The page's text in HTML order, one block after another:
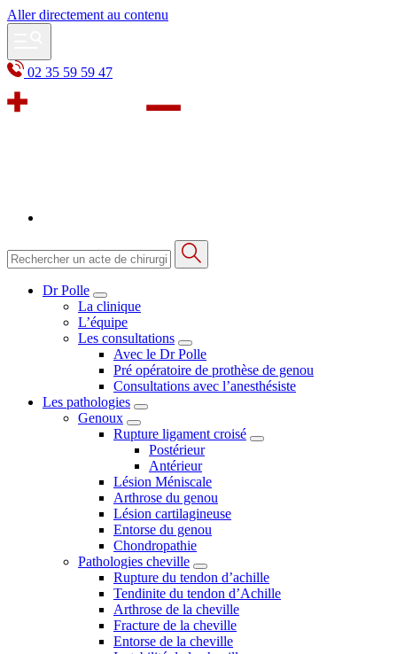
Aller directement au contenu
02 35 59 59 47
Dr Polle
La clinique
L’équipe
Les consultations
Avec le Dr Polle
Pré opératoire de prothèse de genou
Consultations avec l’anesthésiste
Les pathologies
Genoux
Rupture ligament croisé
Postérieur
Antérieur
Lésion Méniscale
Arthrose du genou
Lésion cartilagineuse
Entorse du genou
Chondropathie
Pathologies cheville
Rupture du tendon d’achille
Tendinite du tendon d’Achille
Arthrose de la cheville
Fracture de la cheville
Entorse de la cheville